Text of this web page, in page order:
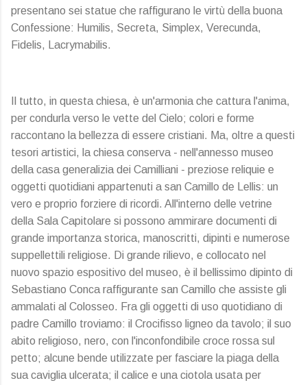
presentano sei statue che raffigurano le virtù della buona
Confessione: Humilis, Secreta, Simplex, Verecunda,
Fidelis, Lacrymabilis.
Il tutto, in questa chiesa, è un'armonia che cattura l'anima,
per condurla verso le vette del Cielo; colori e forme
raccontano la bellezza di essere cristiani. Ma, oltre a questi
tesori artistici, la chiesa conserva - nell'annesso museo
della casa generalizia dei Camilliani - preziose reliquie e
oggetti quotidiani appartenuti a san Camillo de Lellis: un
vero e proprio forziere di ricordi. All'interno delle vetrine
della Sala Capitolare si possono ammirare documenti di
grande importanza storica, manoscritti, dipinti e numerose
suppellettili religiose. Di grande rilievo, e collocato nel
nuovo spazio espositivo del museo, è il bellissimo dipinto di
Sebastiano Conca raffigurante san Camillo che assiste gli
ammalati al Colosseo. Fra gli oggetti di uso quotidiano di
padre Camillo troviamo: il Crocifisso ligneo da tavolo; il suo
abito religioso, nero, con l'inconfondibile croce rossa sul
petto; alcune bende utilizzate per fasciare la piaga della
sua caviglia ulcerata; il calice e una ciotola usata per